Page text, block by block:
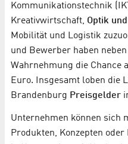
Kommunikationstechnik
Kreativwirtschaft, Optik
Mobilität und Logistik
und Bewerber haben
Wahrnehmung die Chance
Euro. Insgesamt loben die
Brandenburg Preisgelder
Unternehmen können sich
Produkten, Konzepten